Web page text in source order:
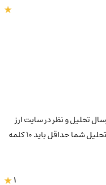
تحلیل و نظر در سایت ارز
دیجیتال رایگان هدیه بگیرید. نظر یا تحلیل شما حداقل باید ۱۰ کلمه